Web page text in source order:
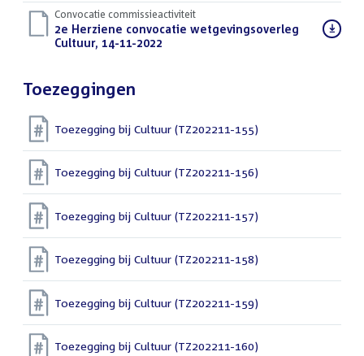
Convocatie commissieactiviteit
Download
bestand:
2e Herziene convocatie wetgevingsoverleg
Cultuur, 14-11-2022
Toezeggingen
Toezegging bij Cultuur (TZ202211-155)
Toezegging bij Cultuur (TZ202211-156)
Toezegging bij Cultuur (TZ202211-157)
Toezegging bij Cultuur (TZ202211-158)
Toezegging bij Cultuur (TZ202211-159)
Toezegging bij Cultuur (TZ202211-160)